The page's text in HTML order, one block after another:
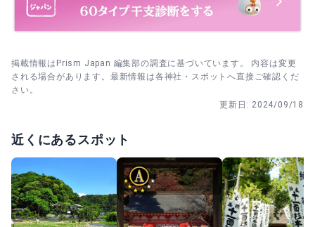
掲載情報はPrism Japan 編集部の調査に基づいています。 内容は変更
される場合があります。最新情報は各神社・スポットへ直接ご確認くだ
さい。
更新日: 2024/09/18
近くにあるスポット